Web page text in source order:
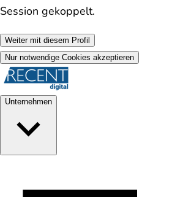
Session gekoppelt.
Weiter mit diesem Profil
Nur notwendige Cookies akzeptieren
Unternehmen